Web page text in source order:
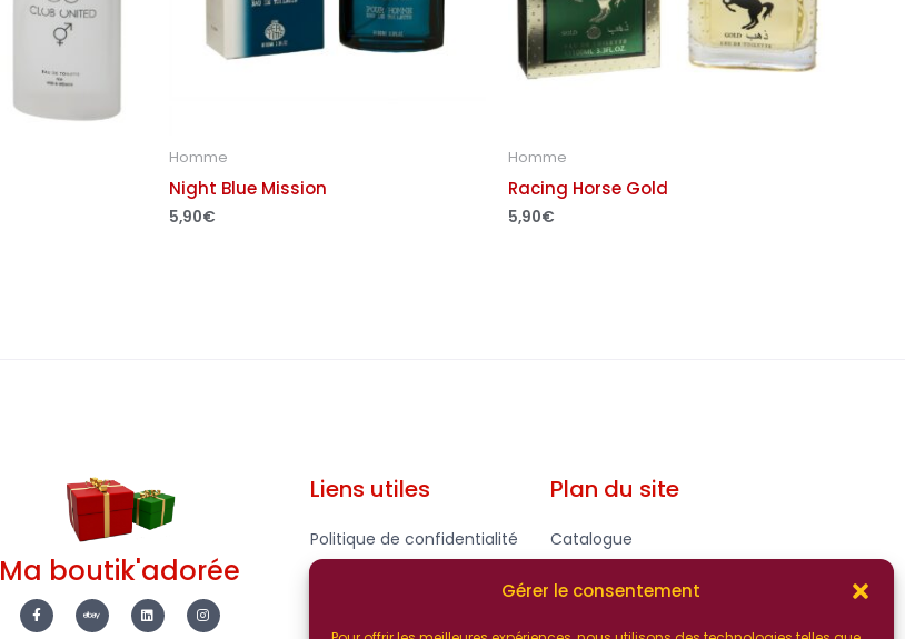
Gérer le consentement
Homme
Night Blue Mission
5,90€
Homme
Racing Horse Gold
5,90€
Ma boutik'adorée
F
a
c
E
b
a
L
i
n
I
n
s
Liens utiles
Politique de confidentialité
Mentions Légales - CGV
Plan du site
Catalogue